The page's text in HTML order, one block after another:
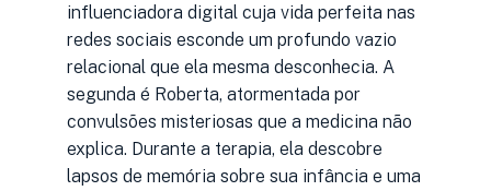
influenciadora digital cuja vida perfeita nas
redes sociais esconde um profundo vazio
relacional que ela mesma desconhecia. A
segunda é Roberta, atormentada por
convulsões misteriosas que a medicina não
explica. Durante a terapia, ela descobre
lapsos de memória sobre sua infância e uma